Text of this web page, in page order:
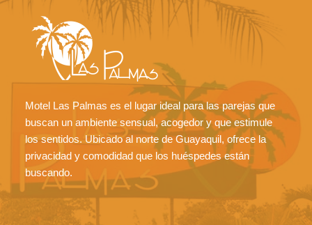
Motel Las Palmas es el lugar ideal para las parejas que
buscan un ambiente sensual, acogedor y que estimule
los sentidos. Ubicado al norte de Guayaquil, ofrece la
privacidad y comodidad que los huéspedes están
buscando.